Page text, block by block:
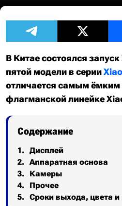
В Китае состоялся
пятой модели в серии
отличается самым
флагманской линейке
Содержание
Дисплей
Аппаратная основа
Камеры
Прочее
Сроки выхода, цвета и